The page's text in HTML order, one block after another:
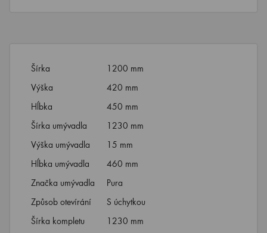
Šírka
1200 mm
Výška
420 mm
Hĺbka
450 mm
Šírka umývadla
1230 mm
Výška umývadla
15 mm
Hĺbka umývadla
460 mm
Značka umývadla
Pura
Způsob otevírání
S úchytkou
Šírka kompletu
1230 mm